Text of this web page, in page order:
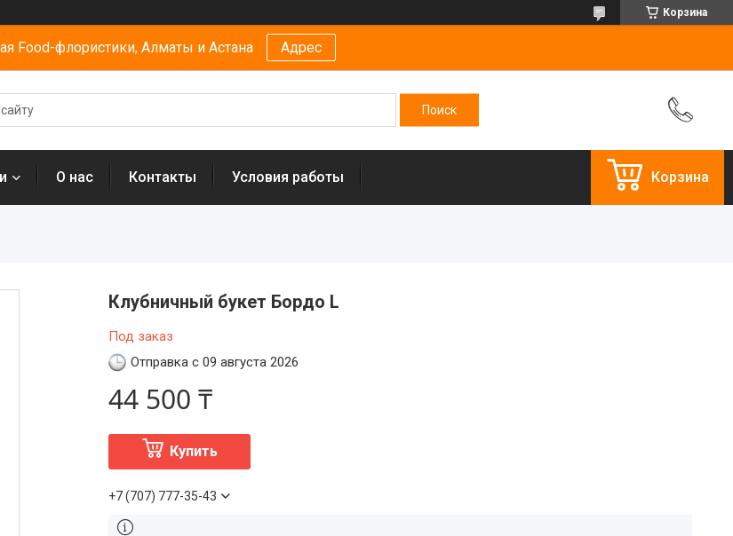
Корзина
Food-флористики, Алматы и Астана Адрес
О нас Контакты Условия работы Корзина
Клубничный букет Бордо L
Под заказ
Отправка с 09 августа 2026
44 500 ₸
Купить
+7 (707) 777-35-43